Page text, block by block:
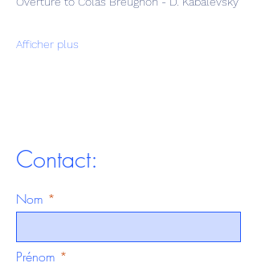
Afficher plus
Contact:
Nom
Prénom